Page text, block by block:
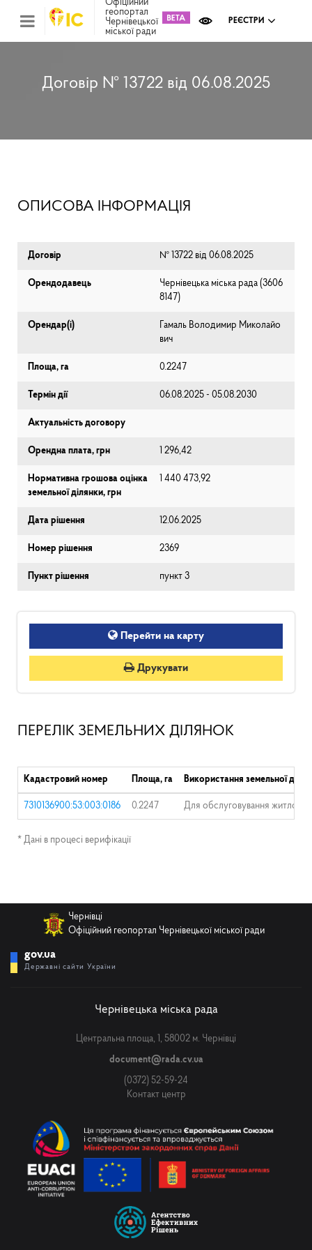
Офіційний
геопортал
Чернівецької
міської ради
РЕЄСТРИ
Договір № 13722 від 06.08.2025
ОПИСОВА ІНФОРМАЦІЯ
Договір № 13722 від 06.08.2025
Орендодавець
Чернівецька міська рада (⁨3606
8147⁩)
Орендар(і)
Гамаль Володимир Миколайо
вич
Площа, га 0.2247
Термін дії 06.08.2025 - 05.08.2030
Актуальність договору
Орендна плата, грн 1 296,42
Нормативна грошова оцінка
земельної ділянки, грн
1 440 473,92
Дата рішення 12.06.2025
Номер рішення 2369
Пункт рішення пункт 3
Перейти на карту
Друкувати
ПЕРЕЛІК ЗЕМЕЛЬНИХ ДІЛЯНОК
Кадастровий номер Площа, га Використання земельної
7310136900:53:003:0186 0.2247 Для обслуговування
* Дані в процесі верифікації
Чернівці
Офіційний геопортал Чернівецької міської ради
gov.ua
Державні сайти України
Чернівецька міська рада
Центральна площа, 1, 58002 м. Чернівці
document@rada.cv.ua
(0372) 52-59-24
Контакт центр